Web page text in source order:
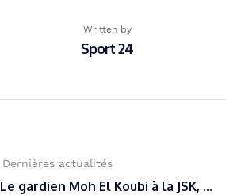
Written by
Sport 24
Dernières actualités
Le gardien Moh El Koubi à la JSK, ...